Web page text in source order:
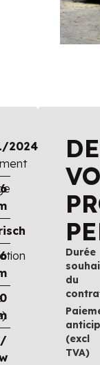
2024
/
Durée
du
(excl
TVA)